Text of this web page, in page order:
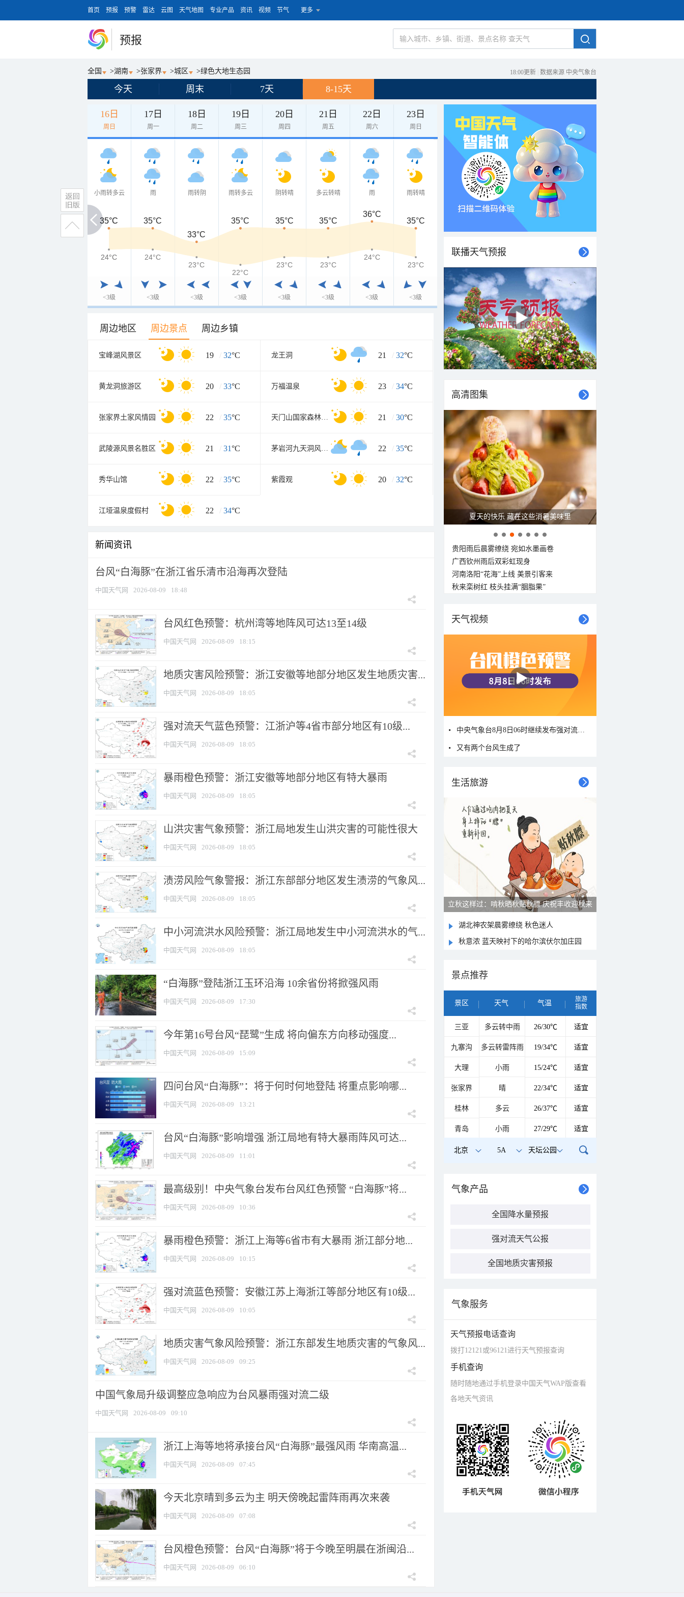
首页 预报 预警 雷达 云图 天气地图 专业产品 资讯 视频 节气 更多
预报
全国 >湖南 >张家界 >城区 >绿色大地生态园 18:00更新 数据来源 中央气象台
今天 周末 7天 8-15天
16日
周日
17日
周一
18日
周二
19日
周三
20日
周四
21日
周五
22日
周六
23日
周日
小雨转多云
<3级
雨
<3级
雨转阴
<3级
雨转多云
<3级
阴转晴
<3级
多云转晴
<3级
雨
<3级
雨转晴
<3级
35°C
35°C 35°C
33°C
35°C 35°C 35°C
36°C
35°C
24°C
24°C
24°C
23°C
22°C
23°C 23°C
24°C
23°C
周边地区 周边景点 周边乡镇
宝峰湖风景区 19 / 32°C 龙王洞 21 / 32°C
黄龙洞旅游区 20 / 33°C 万福温泉 23 / 34°C
张家界土家风情园 22 / 35°C 天门山国家森林公园 21 / 30°C
武陵源风景名胜区 21 / 31°C 茅岩河九天洞风景区 22 / 35°C
秀华山馆 22 / 35°C 紫霞观 20 / 32°C
江垭温泉度假村 22 / 34°C
新闻资讯
台风“白海豚”在浙江省乐清市沿海再次登陆
中国天气网 2026-08-09 18:48
​台风红色预警：杭州湾等地阵风可达13至14级
中国天气网 2026-08-09 18:15
地质灾害风险预警：浙江安徽等地部分地区发生地质灾害...
中国天气网 2026-08-09 18:05
强对流天气蓝色预警：江浙沪等4省市部分地区有10级...
中国天气网 2026-08-09 18:05
暴雨橙色预警：浙江安徽等地部分地区有特大暴雨
中国天气网 2026-08-09 18:05
山洪灾害气象预警：浙江局地发生山洪灾害的可能性很大
中国天气网 2026-08-09 18:05
渍涝风险气象警报：浙江东部部分地区发生渍涝的气象风...
中国天气网 2026-08-09 18:05
中小河流洪水风险预警：浙江局地发生中小河流洪水的气...
中国天气网 2026-08-09 18:05
“白海豚”登陆浙江玉环沿海 10余省份将掀强风雨
中国天气网 2026-08-09 17:30
今年第16号台风“琵鹭”生成 将向偏东方向移动强度...
中国天气网 2026-08-09 15:09
四问台风“白海豚”：将于何时何地登陆 将重点影响哪...
中国天气网 2026-08-09 13:21
台风“白海豚”影响增强 浙江局地有特大暴雨阵风可达...
中国天气网 2026-08-09 11:01
最高级别！中央气象台发布台风红色预警 “白海豚”将...
中国天气网 2026-08-09 10:36
暴雨橙色预警：浙江上海等6省市有大暴雨 浙江部分地...
中国天气网 2026-08-09 10:15
强对流蓝色预警：安徽江苏上海浙江等部分地区有10级...
中国天气网 2026-08-09 10:05
地质灾害气象风险预警：浙江东部发生地质灾害的气象风...
中国天气网 2026-08-09 09:25
中国气象局升级调整应急响应为台风暴雨强对流二级
中国天气网 2026-08-09 09:10
浙江上海等地将承接台风“白海豚”最强风雨 华南高温...
中国天气网 2026-08-09 07:45
今天北京晴到多云为主 明天傍晚起雷阵雨再次来袭
中国天气网 2026-08-09 07:08
台风橙色预警：台风“白海豚”将于今晚至明晨在浙闽沿...
中国天气网 2026-08-09 06:10
联播天气预报
高清图集
广西南宁：盛夏里的“绿野仙踪”
贵阳雨后晨雾缭绕 宛如水墨画卷
广西钦州雨后双彩虹现身
河南洛阳“花海”上线 美景引客来
秋来栾树红 枝头挂满“胭脂果”
天气视频
中央气象台8月8日06时继续发布强对流天气蓝色预警
又有两个台风生成了
生活旅游
雨后峨眉沟壑尽显 金顶显真容
湖北神农架晨雾缭绕 秋色迷人
秋意浓 蓝天映衬下的哈尔滨伏尔加庄园
景点推荐
景区 天气 气温
旅游
指数
三亚 多云转中雨 26/30℃ 适宜
九寨沟 多云转雷阵雨 19/34℃ 适宜
大理 小雨 15/24℃ 适宜
张家界 晴 22/34℃ 适宜
桂林 多云 26/37℃ 适宜
青岛 小雨 27/29℃ 适宜
北京 5A 天坛公园
气象产品
全国降水量预报
强对流天气公报
全国地质灾害预报
气象服务
天气预报电话查询
拨打12121或96121进行天气预报查询
手机查询
随时随地通过手机登录中国天气WAP版查看
各地天气资讯